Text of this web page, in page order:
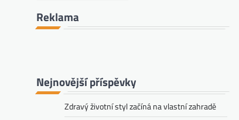
Reklama
Nejnovější příspěvky
Zdravý životní styl začíná na vlastní zahradě